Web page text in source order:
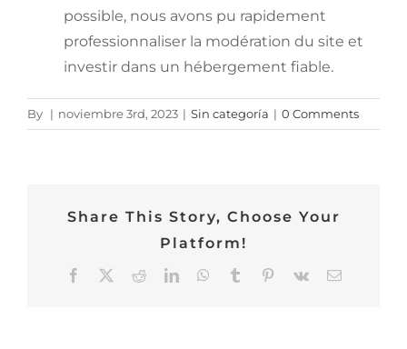
possible, nous avons pu rapidement
professionnaliser la modération du site et
investir dans un hébergement fiable.
By | noviembre 3rd, 2023 | Sin categoría | 0 Comments
Share This Story, Choose Your
Platform!
Facebook
TwitterRedditLinkedInWhatsApp
Tumblr Pinterest
Vk Email